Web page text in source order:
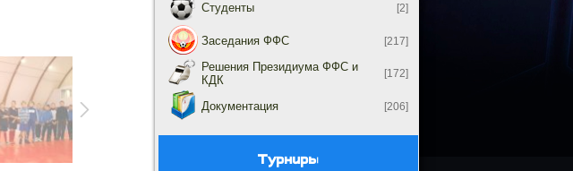
Студенты [2]
Заседания ФФС [217]
Решения Президиума ФФС и
КДК
[172]
Документация [206]
Турниры